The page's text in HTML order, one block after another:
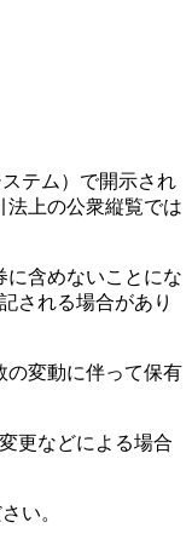
テム）で開示され
法上の公衆縦覧では
含めないことにな
される場合があり
変動に伴って保有
更などによる場合
い。